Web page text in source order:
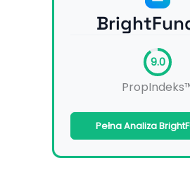
9.0
Pełna Analiza